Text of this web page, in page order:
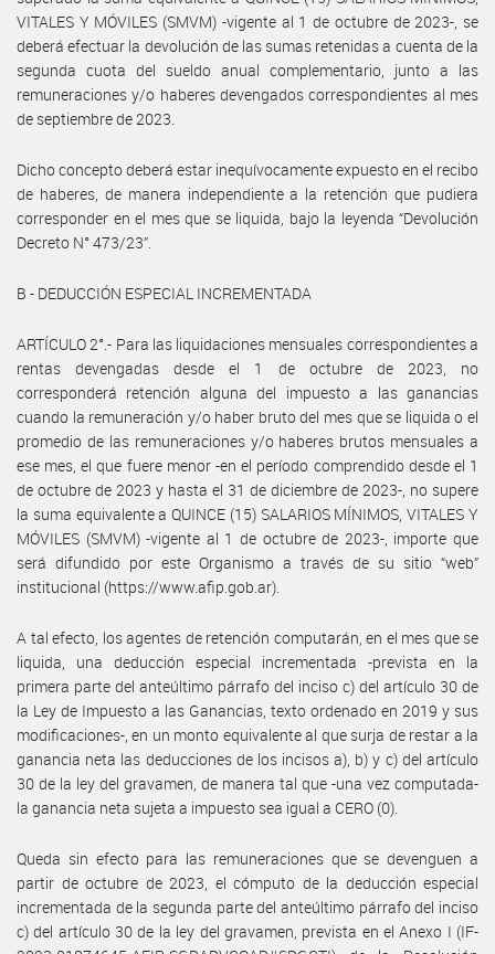
VITALES Y MÓVILES (SMVM) -vigente al 1 de octubre de 2023-, se
deberá efectuar la devolución de las sumas retenidas a cuenta de la
segunda cuota del sueldo anual complementario, junto a las
remuneraciones y/o haberes devengados correspondientes al mes
de septiembre de 2023.
Dicho concepto deberá estar inequívocamente expuesto en el recibo
de haberes, de manera independiente a la retención que pudiera
corresponder en el mes que se liquida, bajo la leyenda “Devolución
Decreto N° 473/23”.
B - DEDUCCIÓN ESPECIAL INCREMENTADA
ARTÍCULO 2°.- Para las liquidaciones mensuales correspondientes a
rentas devengadas desde el 1 de octubre de 2023, no
corresponderá retención alguna del impuesto a las ganancias
cuando la remuneración y/o haber bruto del mes que se liquida o el
promedio de las remuneraciones y/o haberes brutos mensuales a
ese mes, el que fuere menor -en el período comprendido desde el 1
de octubre de 2023 y hasta el 31 de diciembre de 2023-, no supere
la suma equivalente a QUINCE (15) SALARIOS MÍNIMOS, VITALES Y
MÓVILES (SMVM) -vigente al 1 de octubre de 2023-, importe que
será difundido por este Organismo a través de su sitio “web”
institucional (https://www.afip.gob.ar).
A tal efecto, los agentes de retención computarán, en el mes que se
liquida, una deducción especial incrementada -prevista en la
primera parte del anteúltimo párrafo del inciso c) del artículo 30 de
la Ley de Impuesto a las Ganancias, texto ordenado en 2019 y sus
modificaciones-, en un monto equivalente al que surja de restar a la
ganancia neta las deducciones de los incisos a), b) y c) del artículo
30 de la ley del gravamen, de manera tal que -una vez computada-
la ganancia neta sujeta a impuesto sea igual a CERO (0).
Queda sin efecto para las remuneraciones que se devenguen a
partir de octubre de 2023, el cómputo de la deducción especial
incrementada de la segunda parte del anteúltimo párrafo del inciso
c) del artículo 30 de la ley del gravamen, prevista en el Anexo I (IF-